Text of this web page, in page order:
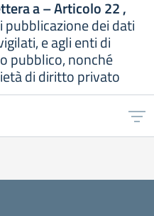
a – Articolo 22 ,
pubblicazione dei dati
e agli enti di
pubblico, nonché
di diritto privato